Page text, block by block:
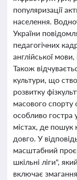
популяризації
населення.
України
педагогічних
англійської
Також
культури, що
розвитку
масового
особливо гостра
містах, де пошук
довго. У
масштабний
шкільні ліги",
включає